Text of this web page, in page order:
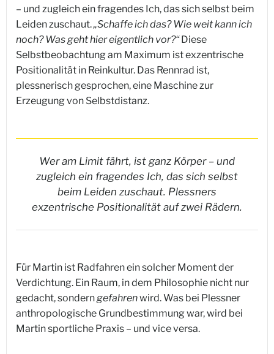
– und zugleich ein fragendes Ich, das sich selbst beim
Leiden zuschaut.„Schaffe ich das? Wie weit kann ich
noch? Was geht hier eigentlich vor?“Diese
Selbstbeobachtung am Maximum ist exzentrische
Positionalität in Reinkultur. Das Rennrad ist,
plessnerisch gesprochen, eine Maschine zur
Erzeugung von Selbstdistanz.
Wer am Limit fährt, ist ganz Körper – und
zugleich ein fragendes Ich, das sich selbst
beim Leiden zuschaut. Plessners
exzentrische Positionalität auf zwei Rädern.
Für Martin ist Radfahren ein solcher Moment der
Verdichtung. Ein Raum, in dem Philosophie nicht nur
gedacht, sondern gefahrenwird. Was bei Plessner
anthropologische Grundbestimmung war, wird bei
Martin sportliche Praxis – und vice versa.